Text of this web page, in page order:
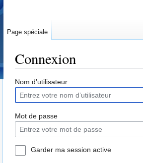
Connexion
Nom d’utilisateur
Mot de passe
Garder ma session active
Page spéciale